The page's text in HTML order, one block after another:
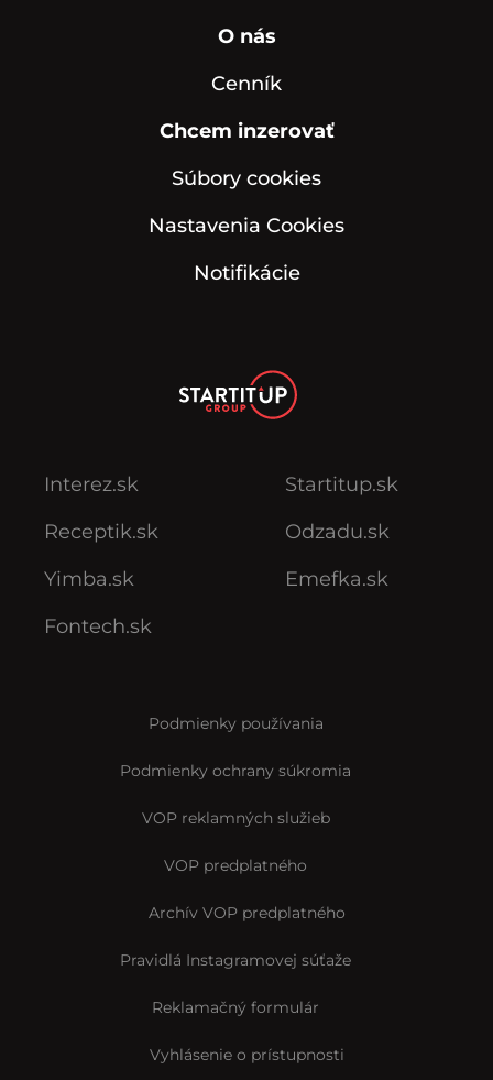
O nás
Cenník
Chcem inzerovať
Súbory cookies
Nastavenia Cookies
Notifikácie
Interez.sk
Receptik.sk
Yimba.sk
Fontech.sk
Startitup.sk
Odzadu.sk
Emefka.sk
Podmienky používania
Podmienky ochrany súkromia
VOP reklamných služieb
VOP predplatného
Archív VOP predplatného
Pravidlá Instagramovej súťaže
Reklamačný formulár
Vyhlásenie o prístupnosti